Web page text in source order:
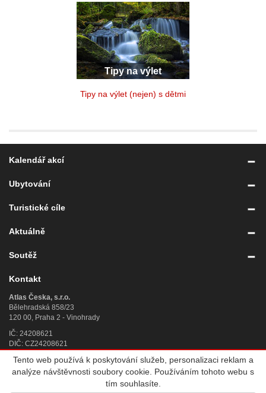
Tipy na výlet
Tipy na výlet (nejen) s dětmi
Kalendář akcí
Ubytování
Turistické cíle
Aktuálně
Soutěž
Kontakt
Atlas Česka, s.r.o.
Bělehradská 858/23
120 00, Praha 2 - Vinohrady
IČ: 24208621
DIČ: CZ24208621
Úplný kontakt »
Atlas Česka, s.r.o., IČ 242 08 621, se sídlem Praha 2,
Tento web používá k poskytování služeb, personalizaci reklam a
analýze návštěvnosti soubory cookie. Používáním tohoto webu s
tím souhlasíte.